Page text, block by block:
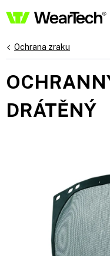
na
Ochrana zraku
DRÁTĚNÝ